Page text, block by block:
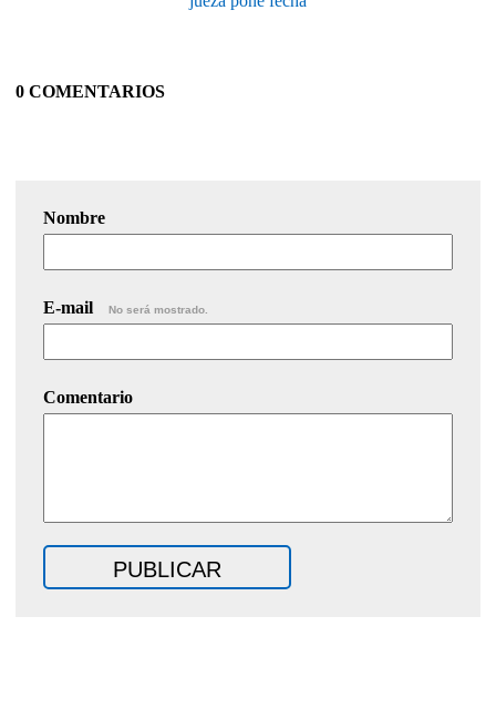
0 COMENTARIOS
Nombre
E-mail No será mostrado.
Comentario